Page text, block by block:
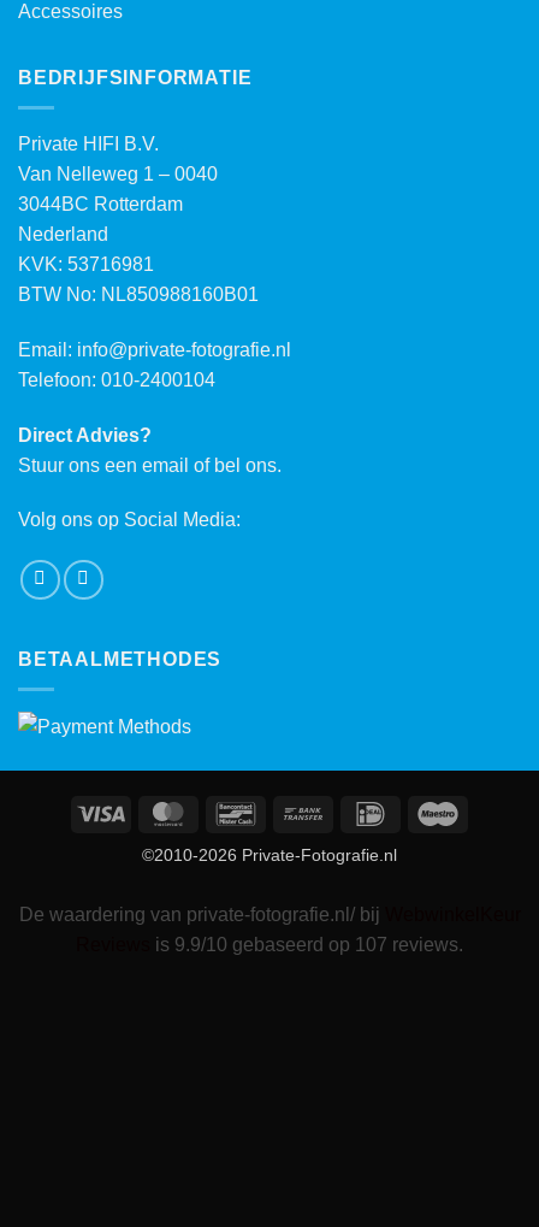
Accessoires
BEDRIJFSINFORMATIE
Private HIFI B.V.
Van Nelleweg 1 – 0040
3044BC Rotterdam
Nederland
KVK: 53716981
BTW No: NL850988160B01
Email: info@private-fotografie.nl
Telefoon: 010-2400104
Direct Advies?
Stuur ons een email of bel ons.
Volg ons op Social Media:
BETAALMETHODES
Visa MasterCardBancontactBank
IDeal
©2010-2026 Private-Fotografie.nl
De waardering van private-fotografie.nl/ bij
is 9.9/10 gebaseerd op 107 reviews.